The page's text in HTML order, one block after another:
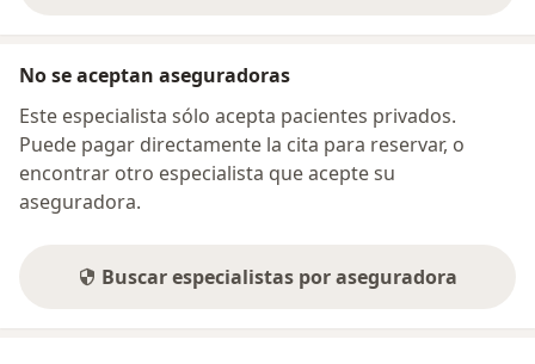
No se aceptan aseguradoras
Este especialista sólo acepta pacientes privados.
Puede pagar directamente la cita para reservar, o
encontrar otro especialista que acepte su
aseguradora.
Buscar especialistas por aseguradora